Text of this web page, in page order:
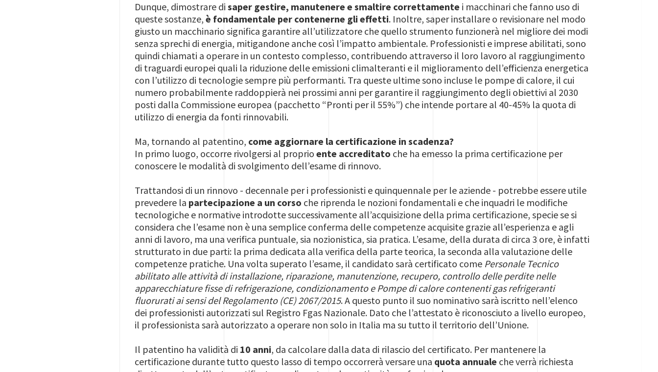
Dunque, dimostrare disaper gestire, manutenere e smaltire correttamente i macchinari che fanno uso di
queste sostanze,è fondamentale per contenerne gli effetti. Inoltre, saper installare o revisionare nel modo
giusto un macchinario significa garantire all’utilizzatore che quello strumento funzionerà nel migliore dei modi
senza sprechi di energia, mitigandone anche così l’impatto ambientale. Professionisti e imprese abilitati, sono
quindi chiamati a operare in un contesto complesso, contribuendo attraverso il loro lavoro al raggiungimento
di traguardi europei quali la riduzione delle emissioni climalteranti e il miglioramento dell’efficienza energetica
con l’utilizzo di tecnologie sempre più performanti. Tra queste ultime sono incluse le pompe di calore, il cui
numero probabilmente raddoppierà nei prossimi anni per garantire il raggiungimento degli obiettivi al 2030
posti dalla Commissione europea (pacchetto “Pronti per il 55%”) che intende portare al 40-45% la quota di
utilizzo di energia da fonti rinnovabili.
Ma, tornando al patentino, come aggiornare la certificazione in scadenza?
In primo luogo, occorre rivolgersi al proprioente accreditato che ha emesso la prima certificazione per
conoscere le modalità di svolgimento dell’esame di rinnovo.
Trattandosi di un rinnovo - decennale per i professionisti e quinquennale per le aziende - potrebbe essere utile
prevedere la partecipazione a un corso che riprenda le nozioni fondamentali e che inquadri le modifiche
tecnologiche e normative introdotte successivamente all’acquisizione della prima certificazione, specie se si
considera che l’esame non è una semplice conferma delle competenze acquisite grazie all’esperienza e agli
anni di lavoro, ma una verifica puntuale, sia nozionistica, sia pratica. L’esame, della durata di circa 3 ore, è infatti
strutturato in due parti: la prima dedicata alla verifica della parte teorica, la seconda alla valutazione delle
competenze pratiche. Una volta superato l’esame, il candidato sarà certificato come Personale Tecnico
abilitato alle attività di installazione, riparazione, manutenzione, recupero, controllo delle perdite nelle
apparecchiature fisse di refrigerazione, condizionamento e Pompe di calore contenenti gas refrigeranti
fluorurati ai sensi del Regolamento (CE) 2067/2015. A questo punto il suo nominativo sarà iscritto nell’elenco
dei professionisti autorizzati sul Registro Fgas Nazionale. Dato che l’attestato è riconosciuto a livello europeo,
il professionista sarà autorizzato a operare non solo in Italia ma su tutto il territorio dell’Unione.
Il patentino ha validità di 10 anni, da calcolare dalla data di rilascio del certificato. Per mantenere la
certificazione durante tutto questo lasso di tempo occorrerà versare una quota annuale che verrà richiesta